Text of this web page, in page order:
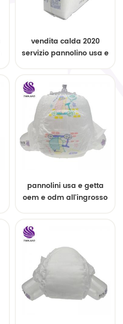
vendita calda 2020
servizio pannolino usa e
pannolini usa e getta
oem e odm all'ingrosso